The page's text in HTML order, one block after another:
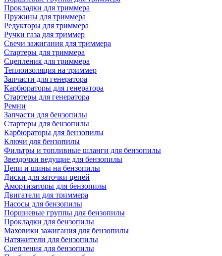
Прокладки для триммера
Пружины для триммера
Редукторы для триммера
Ручки газа для триммер
Свечи зажигания для триммера
Стартеры для триммера
Сцепления для триммера
Теплоизоляция на триммер
Запчасти для генератора
Карбюраторы для генератора
Стартеры для генератора
Ремни
Запчасти для бензопилы
Стартеры для бензопилы
Карбюраторы для бензопилы
Ключи для бензопилы
Фильтры и топливные шланги для бензопилы
Звездочки ведущие для бензопилы
Цепи и шины на бензопилы
Диски для заточки цепей
Амортизаторы для бензопилы
Двигатели для триммера
Насосы для бензопилы
Поршневые группы для бензопилы
Прокладки для бензопилы
Маховики зажигания для бензопилы
Натяжители для бензопилы
Сцепления для бензопилы